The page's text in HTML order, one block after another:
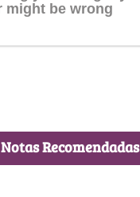
Notas Recomendadas